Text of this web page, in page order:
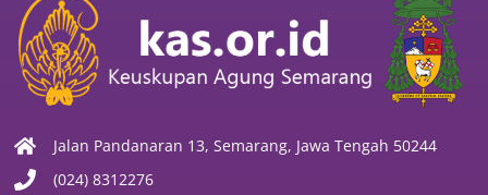
Jalan Pandanaran 13, Semarang, Jawa Tengah 50244
(024) 8312276